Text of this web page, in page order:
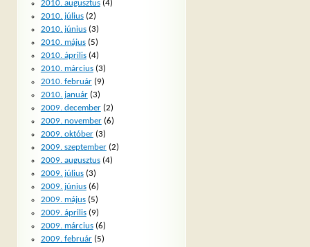
2010. augusztus(4)
2010. július(2)
2010. június(3)
2010. május(5)
2010. április(4)
2010. március(3)
2010. február(9)
2010. január(3)
2009. december(2)
2009. november(6)
2009. október(3)
2009. szeptember(2)
2009. augusztus(4)
2009. július(3)
2009. június(6)
2009. május(5)
2009. április(9)
2009. március(6)
2009. február(5)